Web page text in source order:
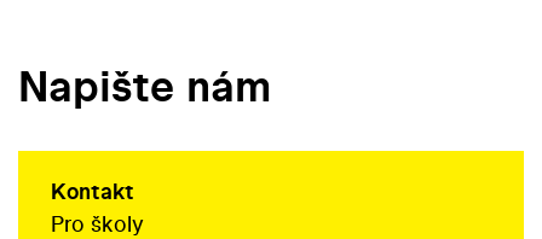
Napište nám
Kontakt
Pro školy